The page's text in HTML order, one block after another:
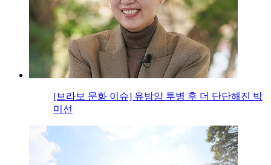
[브라보 문화 이슈] 유방암 투병 후 더 단단해진 박
미선